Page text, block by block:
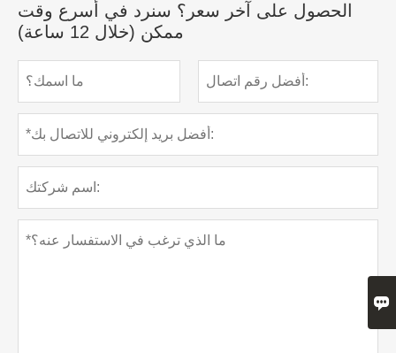
الحصول على آخر سعر؟ سنرد في أسرع وقت
ممكن (خلال 12 ساعة)
